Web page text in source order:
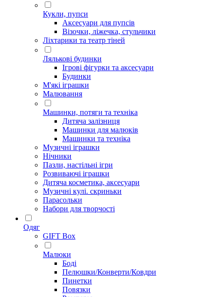
Кукли, пупси
Аксесуари для пупсів
Візочки, ліжечка, стульчики
Ліхтарики та театр тіней
Лялькові будинки
Ігрові фігурки та аксесуари
Будинки
М'які іграшки
Малювання
Машинки, потяги та техніка
Дитяча залізниця
Машинки для малюків
Машинки та техніка
Музичні іграшки
Нічники
Пазли, настільні ігри
Розвиваючі іграшки
Дитяча косметика, аксесуари
Музичні кулі. скриньки
Парасольки
Набори для творчості
Одяг
GIFT Box
Малюки
Боді
Пелюшки/Конверти/Ковдри
Пинетки
Повязки